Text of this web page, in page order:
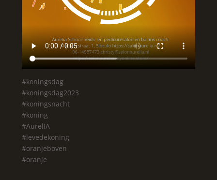
#koningsdag
#koningsdag2023
#koningsnacht
#koning
#AurelIA
#levedekoning
#oranjeboven
#oranje